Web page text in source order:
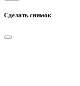
Сделать снимок